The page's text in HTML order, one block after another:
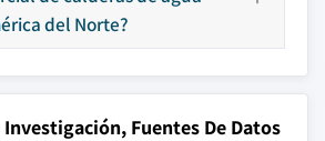
del Norte?
Fuentes De Datos